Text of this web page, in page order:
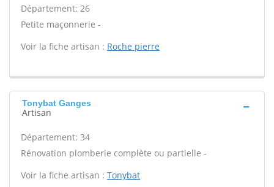
Département: 26
Petite maçonnerie -
Voir la fiche artisan : Roche pierre
Tonybat Ganges
Artisan
Département: 34
Rénovation plomberie complète ou partielle -
Voir la fiche artisan : Tonybat